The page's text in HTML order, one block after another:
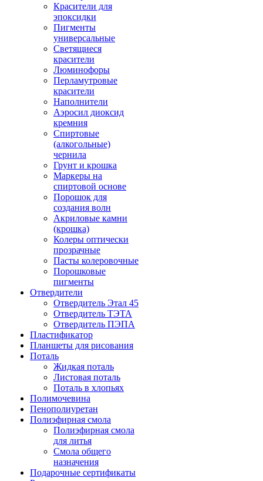
Красители для
эпоксидки
Пигменты
универсальные
Светящиеся
красители
Люминофоры
Перламутровые
красители
Наполнители
Аэросил диоксид
кремния
Спиртовые
(алкогольные)
чернила
Грунт и крошка
Маркеры на
спиртовой основе
Порошок для
создания волн
Акриловые камни
(крошка)
Колеры оптически
прозрачные
Пасты колеровочные
Порошковые
пигменты
Отвердители
Отвердитель Этал 45
Отвердитель ТЭТА
Отвердитель ПЭПА
Пластификатор
Планшеты для рисования
Поталь
Жидкая поталь
Листовая поталь
Поталь в хлопьях
Полимочевина
Пенополиуретан
Полиэфирная смола
Полиэфирная смола
для литья
Смола общего
назначения
Подарочные сертификаты